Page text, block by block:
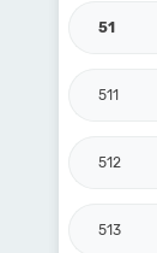
51
511
512
513